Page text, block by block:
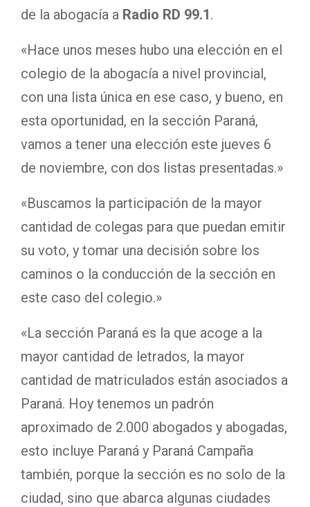
de la abogacía a Radio RD 99.1.
«Hace unos meses hubo una elección en el
colegio de la abogacía a nivel provincial,
con una lista única en ese caso, y bueno, en
esta oportunidad, en la sección Paraná,
vamos a tener una elección este jueves 6
de noviembre, con dos listas presentadas.»
«Buscamos la participación de la mayor
cantidad de colegas para que puedan emitir
su voto, y tomar una decisión sobre los
caminos o la conducción de la sección en
este caso del colegio.»
«La sección Paraná es la que acoge a la
mayor cantidad de letrados, la mayor
cantidad de matriculados están asociados a
Paraná. Hoy tenemos un padrón
aproximado de 2.000 abogados y abogadas,
esto incluye Paraná y Paraná Campaña
también, porque la sección es no solo de la
ciudad, sino que abarca algunas ciudades